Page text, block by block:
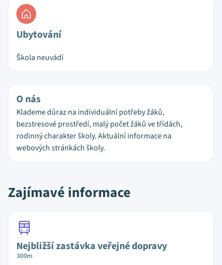
Ubytování
Škola neuvádí
O nás
Klademe důraz na individuální potřeby žáků,
bezstresové prostředí, malý počet žáků ve třídách,
rodinný charakter školy. Aktuální informace na
webových stránkách školy.
Zajímavé informace
Nejbližší zastávka veřejné dopravy
300m